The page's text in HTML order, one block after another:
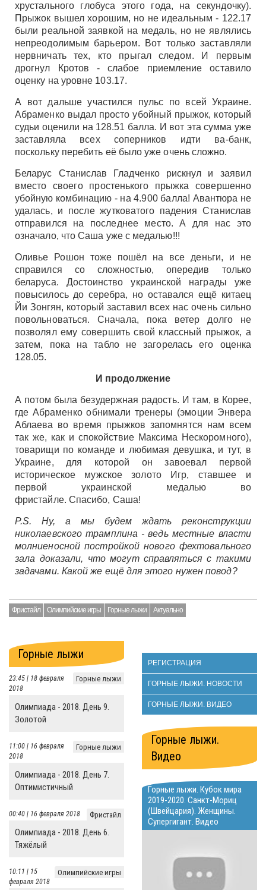
хрустального глобуса этого года, на секундочку).
Прыжок вышел хорошим, но не идеальным - 122.17
были реальной заявкой на медаль, но не являлись
непреодолимым барьером. Вот только заставляли
нервничать тех, кто прыгал следом. И первым
дрогнул Кротов - слабое приемление оставило
оценку на уровне 103.17.
А вот дальше участился пульс по всей Украине.
Абраменко выдал просто убойный прыжок, который
судьи оценили на 128.51 балла. И вот эта сумма уже
заставляла всех соперников идти ва-банк,
поскольку перебить её было уже очень сложно.
Беларус Станислав Гладченко рискнул и заявил
вместо своего простенького прыжка совершенно
убойную комбинацию - на 4.900 балла! Авантюра не
удалась, и после жутковатого падения Станислав
отправился на последнее место. А для нас это
означало, что Саша уже с медалью!!!
Оливье Рошон тоже пошёл на все деньги, и не
справился со сложностью, опередив только
беларуса. Достоинство украинской награды уже
повысилось до серебра, но оставался ещё китаец
Йи Зонгян, который заставил всех нас очень сильно
повольноваться. Сначала, пока ветер долго не
позволял ему совершить свой классный прыжок, а
затем, пока на табло не загорелась его оценка
128.05.
И продолжение
А потом была безудержная радость. И там, в Корее,
где Абраменко обнимали тренеры (эмоции Энвера
Аблаева во время прыжков запомнятся нам всем
так же, как и спокойствие Максима Нескоромного),
товарищи по команде и любимая девушка, и тут, в
Украине, для которой он завоевал первой
историческое мужское золото Игр, ставшее и
первой украинской медалью во
фристайле. Спасибо, Саша!
P.S. Ну, а мы будем ждать реконструкции
николаевского трамплина - ведь местные власти
молниеносной постройкой нового фехтовального
зала доказали, что могут справляться с такими
задачами. Какой же ещё для этого нужен повод?
Фристайл Олимпийские игры Горные лыжи Актуально
Горные лыжи
Горные лыжи
23:45 | 18 февраля
2018
Олимпиада - 2018. День 9.
Золотой
Горные лыжи
11:00 | 16 февраля
2018
Олимпиада - 2018. День 7.
Оптимистичный
Фристайл
00:40 | 16 февраля 2018
Олимпиада - 2018. День 6.
Тяжёлый
Олимпийские игры
10:11 | 15
февраля 2018
РЕГИСТРАЦИЯ
ГОРНЫЕ ЛЫЖИ. НОВОСТИ
ГОРНЫЕ ЛЫЖИ. ВИДЕО
Горные лыжи.
Видео
Горные лыжи. Кубок мира
2019-2020. Санкт-Мориц
(Швейцария). Женщины.
Супергигант. Видео